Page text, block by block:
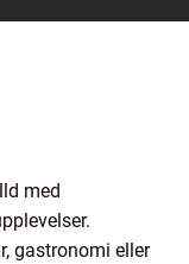
med
gastronomi eller